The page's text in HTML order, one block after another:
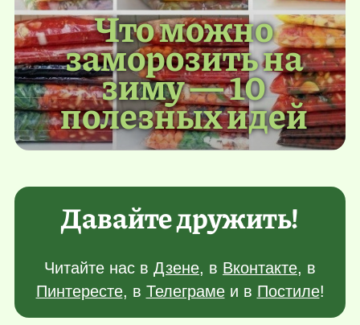
Что можно
заморозить на
зиму — 10
полезных идей
Давайте дружить!
Читайте нас в Дзене, в Вконтакте, в
Пинтересте, в Телеграмеи в Постиле!